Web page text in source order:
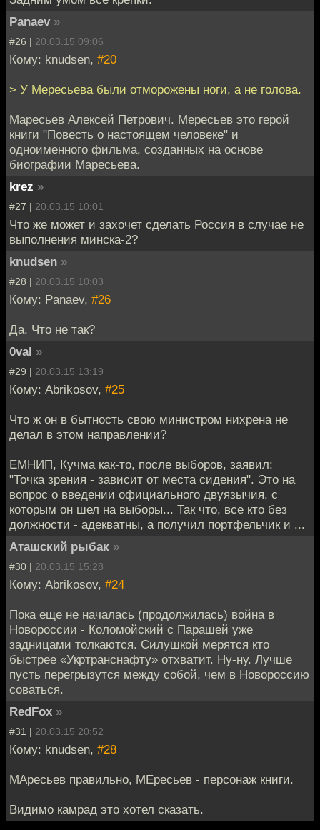
Panaev »
#26 | 20.03.15 09:06
Кому: knudsen, #20
> У Мересьева были отморожены ноги, а не голова.
Маресьев Алексей Петрович. Мересьев это герой
книги "Повесть о настоящем человеке" и
одноименного фильма, созданных на основе
биографии Маресьева.
krez »
#27 | 20.03.15 10:01
Что же может и захочет сделать Россия в случае не
выполнения минска-2?
knudsen »
#28 | 20.03.15 10:03
Кому: Panaev, #26
Да. Что не так?
0val »
#29 | 20.03.15 13:19
Кому: Abrikosov, #25
Что ж он в бытность свою министром нихрена не
делал в этом направлении?
ЕМНИП, Кучма как-то, после выборов, заявил:
"Точка зрения - зависит от места сидения". Это на
вопрос о введении официального двуязычия, с
которым он шел на выборы... Так что, все кто без
должности - адекватны, а получил портфельчик и ...
Аташский рыбак »
#30 | 20.03.15 15:28
Кому: Abrikosov, #24
Пока еще не началась (продолжилась) война в
Новороссии - Коломойский с Парашей уже
задницами толкаются. Силушкой мерятся кто
быстрее «Укртранснафту» отхватит. Ну-ну. Лучше
пусть перегрызутся между собой, чем в Новороссию
соваться.
RedFox »
#31 | 20.03.15 20:52
Кому: knudsen, #28
МАресьев правильно, МЕресьев - персонаж книги.
Видимо камрад это хотел сказать.